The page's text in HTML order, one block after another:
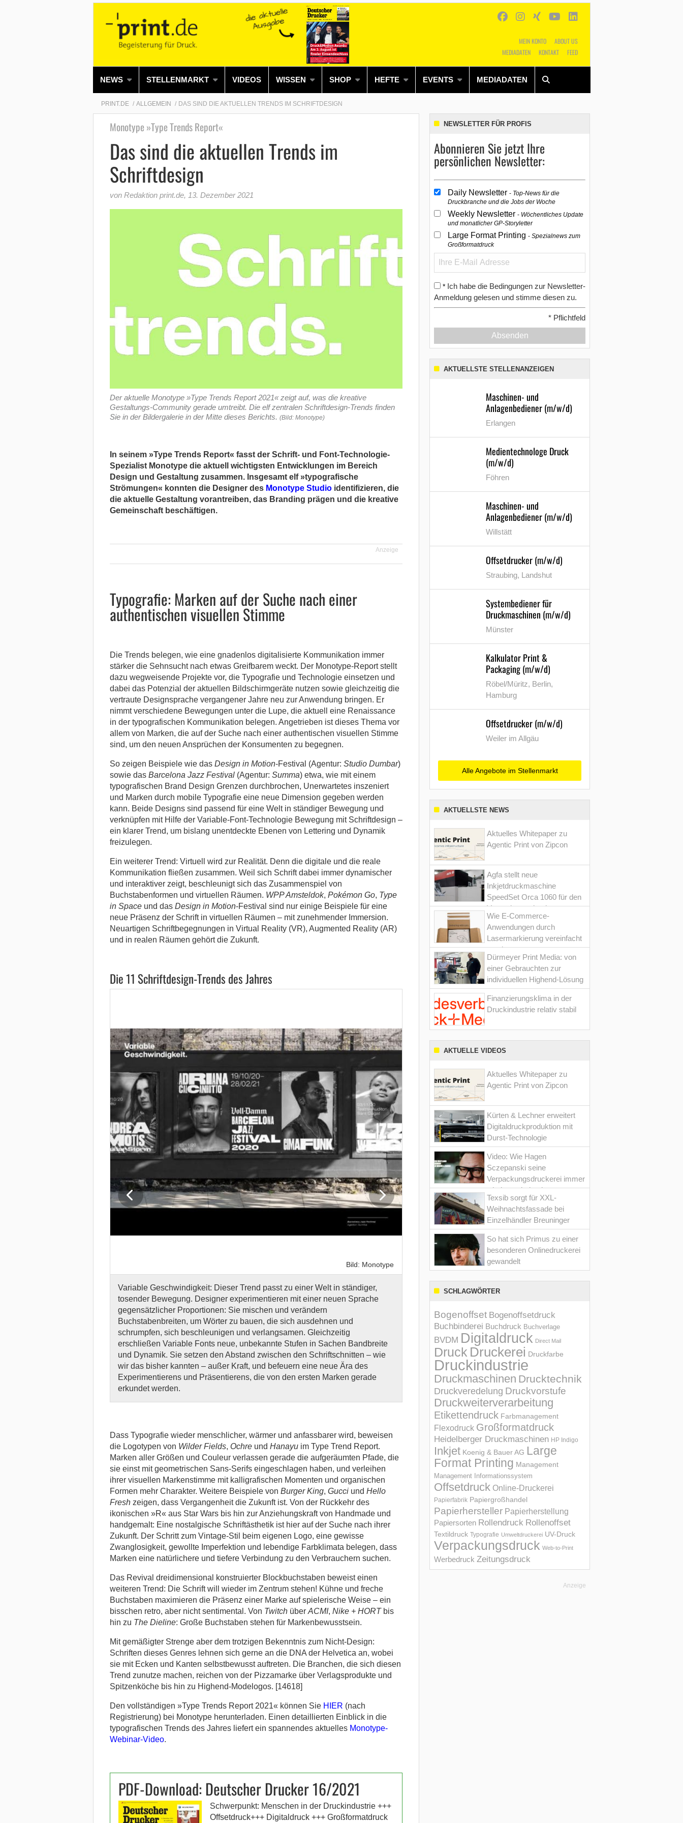
MEIN KONTO
ABOUT US
MEDIADATEN
KONTAKT FEED
NEWS STELLENMARKT VIDEOS WISSEN SHOP HEFTE EVENTS MEDIADATEN
Alles Shop SUCHEN
PRINT.DE ALLGEMEIN DAS SIND DIE AKTUELLEN TRENDS IM SCHRIFTDESIGN
Monotype »Type Trends Report«
Das sind die aktuellen Trends im
Schriftdesign
von Redaktion print.de, 13. Dezember 2021
Der aktuelle Monotype »Type Trends Report 2021« zeigt auf, was die kreative
Gestaltungs-Community gerade umtreibt. Die elf zentralen Schriftdesign-Trends finden
Sie in der Bildergalerie in der Mitte dieses Berichts. (Bild: Monotype)
In seinem »Type Trends Report« fasst der Schrift- und Font-Technologie-
Spezialist Monotype die aktuell wichtigsten Entwicklungen im Bereich
Design und Gestaltung zusammen. Insgesamt elf »typografische
Strömungen« konnten die Designer des Monotype Studioidentifizieren, die
die aktuelle Gestaltung vorantreiben, das Branding prägen und die kreative
Gemeinschaft beschäftigen.
Anzeige
Typografie: Marken auf der Suche nach einer
authentischen visuellen Stimme
Die Trends belegen, wie eine gnadenlos digitalisierte Kommunikation immer
stärker die Sehnsucht nach etwas Greifbarem weckt. Der Monotype-Report stellt
dazu wegweisende Projekte vor, die Typografie und Technologie einsetzen und
dabei das Potenzial der aktuellen Bildschirmgeräte nutzen sowie gleichzeitig die
vertraute Designsprache vergangener Jahre neu zur Anwendung bringen. Er
nimmt verschiedene Bewegungen unter die Lupe, die aktuell eineRenaissance
in der typografischen Kommunikation belegen. Angetrieben ist dieses Thema vor
allem von Marken, die auf der Suche nach einer authentischen visuellen Stimme
sind, um den neuen Ansprüchen der Konsumenten zu begegnen.
So zeigen Beispiele wie das Design in Motion-Festival (Agentur: Studio Dumbar)
sowie das Barcelona Jazz Festival (Agentur: Summa) etwa, wie mit einem
typografischen Brand Design Grenzen durchbrochen, Unerwartetes inszeniert
und Marken durch mobile Typografie eine neue Dimension gegeben werden
kann. Beide Designs sind passend für eine Welt in ständiger Bewegung und
verknüpfen mit Hilfe der Variable-Font-Technologie Bewegung mit Schriftdesign –
ein klarer Trend, um bislang unentdeckte Ebenen von Lettering und Dynamik
freizulegen.
Ein weiterer Trend: Virtuell wird zur Realität. Denn die digitale und die reale
Kommunikation fließen zusammen. Weil sich Schrift dabei immer dynamischer
und interaktiver zeigt, beschleunigt sich das Zusammenspiel von
Buchstabenformen und virtuellen Räumen. WPP Amsteldok, Pokémon Go, Type
in Spaceund das Design in Motion-Festival sind nur einige Beispiele für eine
neue Präsenz der Schrift in virtuellen Räumen – mit zunehmender Immersion.
Neuartigen Schriftbegegnungen in Virtual Reality (VR), Augmented Reality (AR)
und in realen Räumen gehört die Zukunft.
Die 11 Schriftdesign-Trends des Jahres
Bild: Monotype
Variable Geschwindigkeit: Dieser Trend passt zu einer Welt in ständiger,
tosender Bewegung. Designer experimentieren mit einer neuen Sprache
gegensätzlicher Proportionen: Sie mischen und verändern
Buchstabenbreiten, um Wörter zu bauen, die sich ausdehnen und
schrumpfen, sich beschleunigen und verlangsamen. Gleichzeitig
erschließen Variable Fonts neue, unbekannte Stufen in Sachen Bandbreite
und Dynamik. Sie setzen den Abstand zwischen den Schriftschnitten – wie
wir das bisher kannten – außer Kraft, und befeuern eine neue Ära des
Experimentierens und Präsentierens, die von den ersten Marken gerade
erkundet werden.
Virtuell wird Realität: In der Typografie manifestiert sich das
Trend zu dynamischen Schriften, die interaktiv reagieren oder eine gewisse
Interaktivität eingebaut haben, die in virtuellen und Augmented-Reality-
Umgebungen existieren, wo sie sich anpassen und in Echtzeit antworten.
Dass Typografie wieder menschlicher, wärmer und anfassbarer wird, beweisen
die Logotypen von Wilder Fields, Ochreund Hanayuim Type Trend Report.
Marken aller Größen und Couleur verlassen gerade die aufgeräumten Pfade, die
sie einst mit geometrischen Sans-Serifs eingeschlagen haben, und verleihen
ihrer visuellen Markenstimme mit kalligrafischen Momenten und organischen
Formen mehr Charakter. Weitere Beispiele von Burger King, Gucciund Hello
Freshzeigen, dass Vergangenheit die Zukunft ist. Von der Rückkehr des
ikonischen »R« aus Star Wars bis hin zur Anziehungskraft von Handmade und
handgemalt: Eine nostalgische Schriftästhetik ist hier auf der Suche nach ihrer
Zukunft. Der Schritt zum Vintage-Stil beim eigenen Logo, eine gewisse
Zwanglosigkeit, gewollte Imperfektion und lebendige Farbklimata belegen, dass
Marken eine natürlichere und tiefere Verbindung zu den Verbrauchern suchen.
Das Revival dreidimensional konstruierter Blockbuchstaben beweist einen
weiteren Trend: Die Schrift will wieder im Zentrum stehen! Kühne und freche
Buchstaben maximieren die Präsenz einer Marke auf spielerische Weise – ein
bisschen retro, aber nicht sentimental. Von Twitchüber ACMI, Nike + HORTbis
hin zu The Dieline: Große Buchstaben stehen für Markenbewusstsein.
Mit gemäßigter Strenge aber dem trotzigen Bekenntnis zum Nicht-Design:
Schriften dieses Genres lehnen sich gerne an die DNA der Helvetica an, wobei
sie mit Ecken und Kanten selbstbewusst auftreten. Die Branchen, die sich diesen
Trend zunutze machen, reichen von der Pizzamarke über Verlagsprodukte und
Spitzenköche bis hin zu Highend-Modelogos. [14618]
Den vollständigen »Type Trends Report 2021« können Sie HIER (nach
Registrierung) bei Monotype herunterladen. Einen detaillierten Einblick in die
typografischen Trends des Jahres liefert ein spannendes aktuelles Monotype-
Webinar-Video.
PDF-Download: Deutscher Drucker 16/2021
Schwerpunkt: Menschen in der Druckindustrie +++
Offsetdruck+++ Digitaldruck +++ Großformatdruck
NEWSLETTER FÜR PROFIS
Abonnieren Sie jetzt Ihre
persönlichen Newsletter:
Daily Newsletter Top-News für die
Druckbranche und die Jobs der Woche
Weekly Newsletter Wöchentliches Update
und monatlicher GP-Storyletter
Large Format Printing Spezialnews zum
Großformatdruck
* Ich habe die Bedingungen zur Newsletter-
Anmeldung gelesen und stimme diesen zu.
* Pflichtfeld
Absenden
AKTUELLSTE STELLENANZEIGEN
Maschinen- und
Anlagenbediener (m/w/d)
Erlangen
Medientechnologe Druck
(m/w/d)
Föhren
Maschinen- und
Anlagenbediener (m/w/d)
Willstätt
Offsetdrucker (m/w/d)
Straubing, Landshut
Systembediener für
Druckmaschinen (m/w/d)
Münster
Kalkulator Print &
Packaging (m/w/d)
Röbel/Müritz, Berlin,
Hamburg
Offsetdrucker (m/w/d)
Weiler im Allgäu
Alle Angebote im Stellenmarkt
AKTUELLSTE NEWS
Aktuelles Whitepaper zu
Agentic Print von Zipcon
Agfa stellt neue
Inkjetdruckmaschine
SpeedSet Orca 1060 für den
Verpackungsdruck vor
Wie E-Commerce-
Anwendungen durch
Lasermarkierung vereinfacht
werden
Dürmeyer Print Media: von
einer Gebrauchten zur
individuellen Highend-Lösung
Finanzierungsklima in der
Druckindustrie relativ stabil
AKTUELLE VIDEOS
Aktuelles Whitepaper zu
Agentic Print von Zipcon
Kürten & Lechner erweitert
Digitaldruckproduktion mit
Durst-Technologie
Video: Wie Hagen
Sczepanski seine
Verpackungsdruckerei immer
wieder optimiert hat
Texsib sorgt für XXL-
Weihnachtsfassade bei
Einzelhändler Breuninger
So hat sich Primus zu einer
besonderen Onlinedruckerei
gewandelt
SCHLAGWÖRTER
Bogenoffset Bogenoffsetdruck
Buchbinderei Buchdruck Buchverlage
BVDM Digitaldruck Direct Mail
Druck Druckerei Druckfarbe
Druckindustrie
Druckmaschinen Drucktechnik
Druckveredelung Druckvorstufe
Druckweiterverarbeitung
Etikettendruck Farbmanagement
Flexodruck Großformatdruck
Heidelberger Druckmaschinen HP Indigo
Inkjet Koenig & Bauer AG Large
Format Printing Management
Management Informations­system
Offsetdruck Online-Druckerei
Papierfabrik Papiergroßhandel
Papierhersteller Papierherstellung
Papiersorten Rollendruck Rollenoffset
Textildruck Typografie Umweltdruckerei UV-Druck
Verpackungsdruck Web-to-Print
Werbedruck Zeitungsdruck
Anzeige